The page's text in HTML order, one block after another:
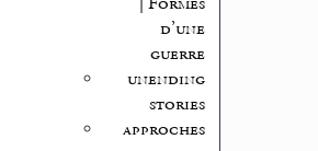
d’une
guerre
unending
stories
approches